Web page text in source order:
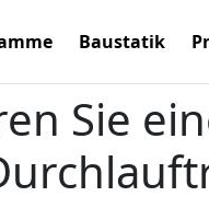
Baustatik
Sie